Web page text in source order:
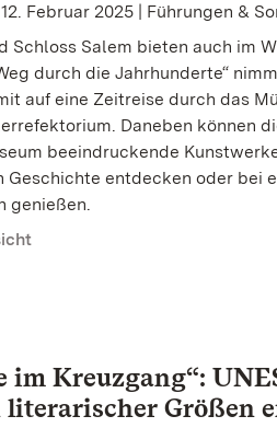
Februar 2025 | Führungen &
Schloss Salem bieten auch im
durch die Jahrhunderte“
auf eine Zeitreise durch das
Daneben können
beeindruckende
Geschichte entdecken oder bei
genießen.
im Kreuzgang“:
literarischer Größen